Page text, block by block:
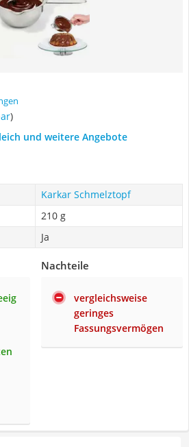
)
und weitere Angebote
Karkar Schmelztopf
210 g
Ja
Nachteile
vergleichsweise
geringes
Fassungsvermögen